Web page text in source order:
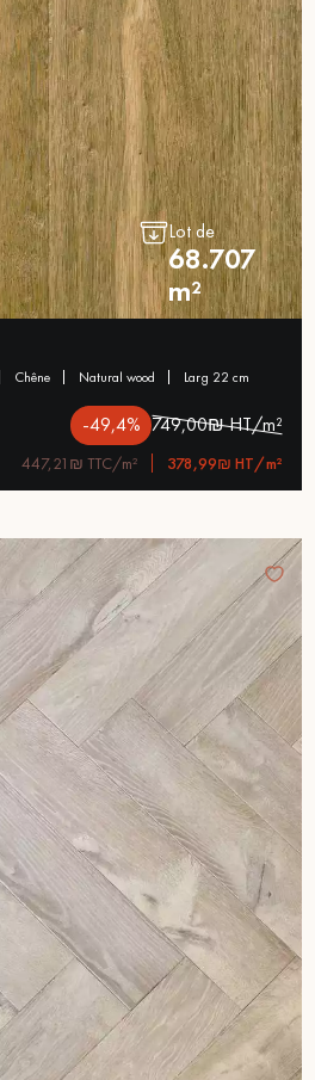
Lot de
68.707
m²
chêne natural wood larg 22 cm
-49,4% 749,00₪ HT/m²
447,21₪ TTC/m² 378,99₪ HT/m²